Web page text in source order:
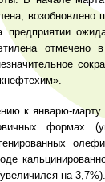
возобновлено
предприятии
к январю-марту
формах
на 3,7%).